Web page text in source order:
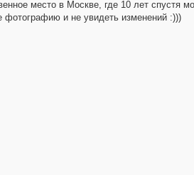
место в Москве, где 10 лет спустя
фотографию и не увидеть изменений :)))